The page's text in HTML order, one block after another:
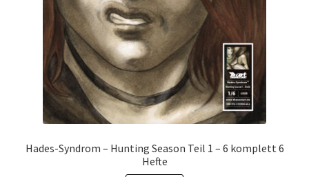
Hades-Syndrom – Hunting Season Teil 1 – 6 komplett 6
Hefte